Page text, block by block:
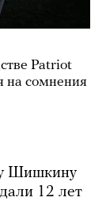
Patriot
на сомнения
Шишкину
12 лет